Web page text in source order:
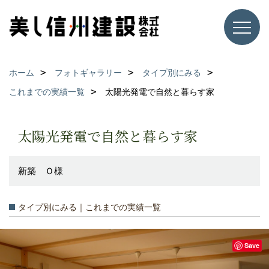
ホーム フォトギャラリー
タイプ別にみる
これまでの実績一覧
太陽光発電で自然と暮らす家
太陽光発電で自然と暮らす家
新築 Ｏ様
タイプ別にみる｜これまでの実績一覧
Save